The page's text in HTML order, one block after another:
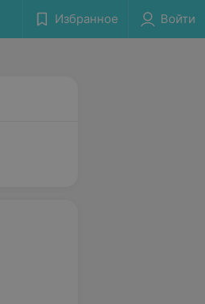
Избранное Войти